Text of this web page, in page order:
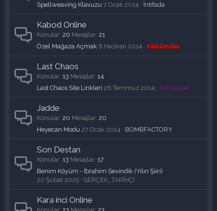
Spellweaving Klavuzu 7 Ocak 2014 İntifada
Kabod Online
Konular 20 Mesajlar 21
Özel Mağaza Açmak 8 Haziran 2014 Hükümdar
Last Chaos
Konular 13 Mesajlar 14
Last Chaos Site Linkleri 26 Temmuz 2014 Kanatayak
Jadde
Konular 20 Mesajlar 20
Heyecan Modu 27 Ocak 2014 BOMBFACTORY
Son Destan
Konular 13 Mesajlar 17
Benim Köyüm - İbrahim Sevindik (Yılın Şiiri)
20 Şubat 2025 GERÇEK_TARİHÇİ
Kara inci Online